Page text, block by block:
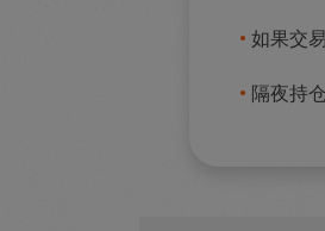
• 如果交
• 隔夜持